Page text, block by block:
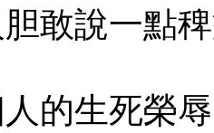
敢說一點
的生死榮